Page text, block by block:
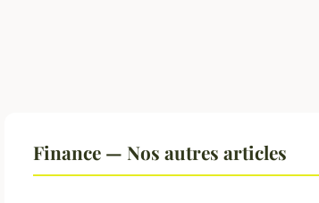
Finance — Nos autres articles